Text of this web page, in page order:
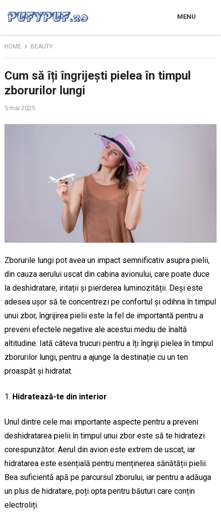
MENU
HOME BEAUTY
Cum să îți îngrijești pielea în timpul
zborurilor lungi
5 mai 2025
Zborurile lungi pot avea un impact semnificativ asupra pielii,
din cauza aerului uscat din cabina avionului, care poate duce
la deshidratare, iritații și pierderea luminozității. Deși este
adesea ușor să te concentrezi pe confortul și odihna în timpul
unui zbor, îngrijirea pielii este la fel de importantă pentru a
preveni efectele negative ale acestui mediu de înaltă
altitudine. Iată câteva trucuri pentru a îți îngriji pielea în timpul
zborurilor lungi, pentru a ajunge la destinație cu un ten
proaspăt și hidratat.
Hidratează-te din interior
Unul dintre cele mai importante aspecte pentru a preveni
deshidratarea pielii în timpul unui zbor este să te hidratezi
corespunzător. Aerul din avion este extrem de uscat, iar
hidratarea este esențială pentru menținerea sănătății pielii.
Bea suficientă apă pe parcursul zborului, iar pentru a adăuga
un plus de hidratare, poți opta pentru băuturi care conțin
electroliți.